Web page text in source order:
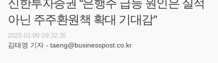
신한투자증권 “은행주 급등 원인은 실적
아닌 주주환원책 확대 기대감”
2023-01-09 09:32:35
김태영 기자 - taeng@businesspost.co.kr